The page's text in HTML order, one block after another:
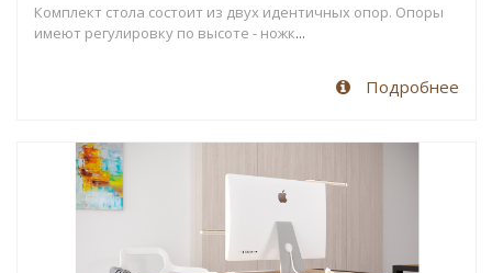
Комплект стола состоит из двух идентичных опор. Опоры
имеют регулировку по высоте - ножк...
Подробнее